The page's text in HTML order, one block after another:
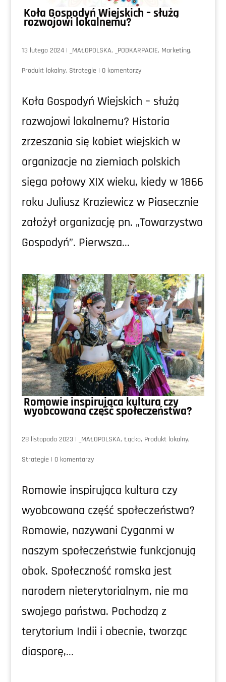
Koła Gospodyń Wiejskich – służą
rozwojowi lokalnemu?
13 lutego 2024| _MAŁOPOLSKA, _PODKARPACIE, Marketing,
Produkt lokalny, Strategie | 0 komentarzy
Koła Gospodyń Wiejskich – służą
rozwojowi lokalnemu? Historia
zrzeszania się kobiet wiejskich w
organizacje na ziemiach polskich
sięga połowy XIX wieku, kiedy w 1866
roku Juliusz Kraziewicz w Piasecznie
założył organizację pn. „Towarzystwo
Gospodyń”. Pierwsza...
Romowie inspirująca kultura czy
wyobcowana część społeczeństwa?
28 listopada 2023 | _MAŁOPOLSKA, Łącko, Produkt lokalny,
Strategie | 0 komentarzy
Romowie inspirująca kultura czy
wyobcowana część społeczeństwa?
Romowie, nazywani Cyganmi w
naszym społeczeństwie funkcjonują
obok. Społeczność romska jest
narodem nieterytorialnym, nie ma
swojego państwa. Pochodzą z
terytorium Indii i obecnie, tworząc
diasporę,...